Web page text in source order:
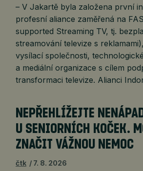
– V Jakartě byla založena první
profesní aliance zaměřená na
supported Streaming TV, tj.
streamování televize s
vysílací společnosti,
a mediální organizace s cílem
transformaci televize. Alianci
NEPŘEHLÍŽEJTE
U SENIORNÍCH KOČEK.
ZNAČIT VÁŽNOU NEMOC
čtk 7. 8. 2026